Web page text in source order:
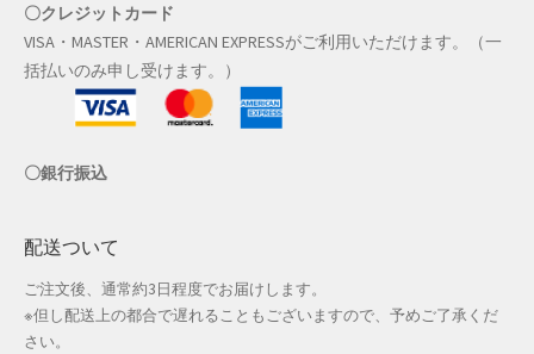
商品一覧
夏服ファッション特集
成人の日特集
支払い
〇クレジットカード
VISA・MASTER・AMERICAN EXPRESSがご利用いただけます。（一
括払いのみ申し受けます。）
〇銀行振込
配送ついて
ご注文後、通常約3日程度でお届けします。
※但し配送上の都合で遅れることもございますので、予めご了承くだ
さい。